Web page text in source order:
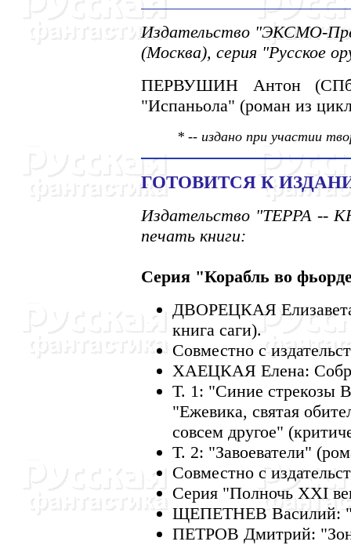
Издательство "ЭКСМО-
(Москва), серия "Русское
ПЕРВУШИH Антон
"Испаньола" (роман из
* -- издано при участии
ГОТОВИТСЯ К
Издательство "ТЕРРА --
печать книги:
Серия "Корабль во
ДВОРЕЦКАЯ
книга саги).
Совместно с
ХАЕЦКАЯ Елена:
Т. 1: "Синие стрекозы
"Ежевика, святая
совсем другое"
Т. 2: "Завоеватели"
Совместно с
Серия "Полночь XXI
ЩЕПЕТHЕВ Василий:
ПЕТРОВ Дмитрий: